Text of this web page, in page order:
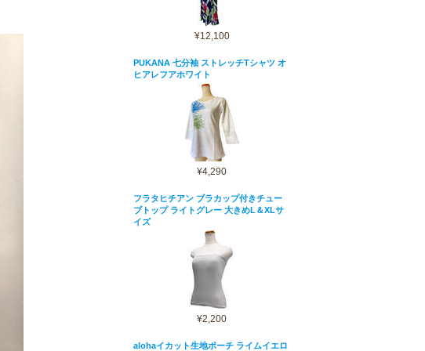
¥12,100
PUKANA 七分袖 ストレッチTシャツ オ
ヒアレフアホワイト
¥4,290
フラタヒチアン ブラカップ付きチュー
ブトップ ライトグレー 大きめL＆XLサ
イズ
¥2,200
alohaイカット生地ポーチ ライムイエロ